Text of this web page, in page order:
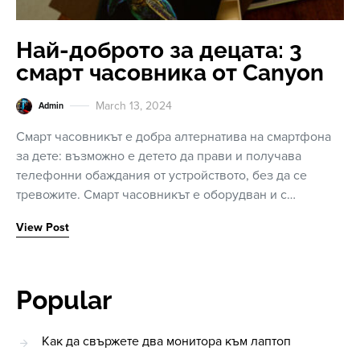
Най-доброто за децата: 3
смарт часовника от Canyon
Admin March 13, 2024
Смарт часовникът е добра алтернатива на смартфона
за дете: възможно е детето да прави и получава
телефонни обаждания от устройството, без да се
тревожите. Смарт часовникът е оборудван и с…
View Post
Popular
Как да свържете два монитора към лаптоп